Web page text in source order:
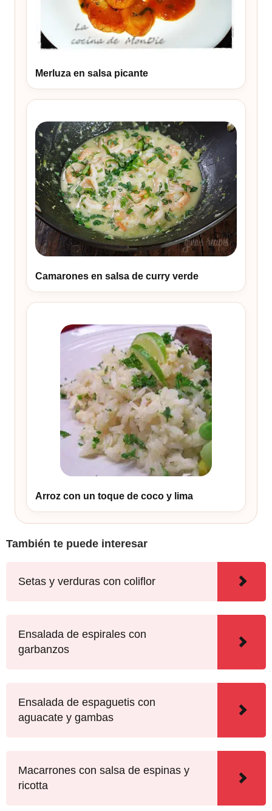
Merluza en salsa picante
Camarones en salsa de curry verde
Arroz con un toque de coco y lima
También te puede interesar
Setas y verduras con coliflor
Ensalada de espirales con
garbanzos
Ensalada de espaguetis con
aguacate y gambas
Macarrones con salsa de espinas y
ricotta